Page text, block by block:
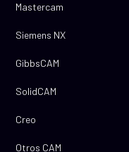
Mastercam
Siemens NX
GibbsCAM
SolidCAM
Creo
Otros CAM